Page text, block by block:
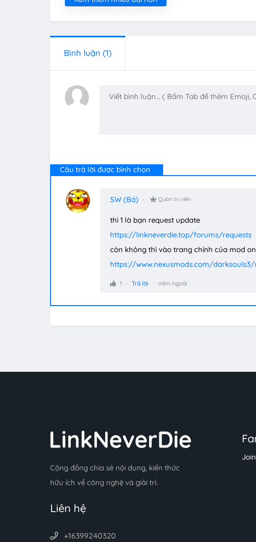
Bình luận (1)
Câu trả lời được bình chọn
SW (Bá) Quản trị viên
thì 1 là bạn request update
https://linkneverdie.top/forums/requests
còn không thì vào trang chính của mod
https://www.nexusmods.com/darksouls3/
1 Trả lời năm ngoái
Cộng đồng chia sẻ nội dung, kiến thức
hữu ích về công nghệ và giải trí.
Liên hệ
+16399240320